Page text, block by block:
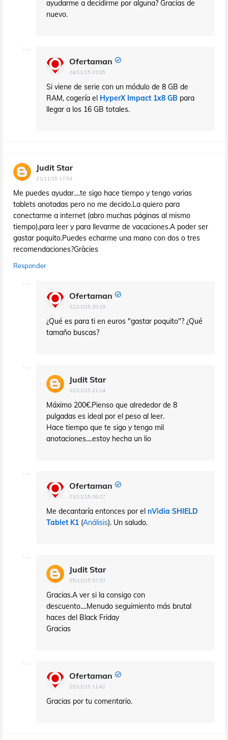
ayudarme a decidirme por alguna? Gracias de
nuevo.
Ofertaman
24/11/15 01:05
Si viene de serie con un módulo de 8 GB de
RAM, cogería el HyperX Impact 1x8 GB para
llegar a los 16 GB totales.
Judit Star
21/11/15 17:04
Me puedes ayudar....te sigo hace tiempo y tengo varias
tablets anotadas pero no me decido.La quiero para
conectarme a internet (abro muchas páginas al mismo
tiempo),para leer y para llevarme de vacaciones.A poder ser
gastar poquito.Puedes echarme una mano con dos o tres
recomendaciones?Gràcies
Responder
Ofertaman
22/11/15 20:19
¿Qué es para ti en euros "gastar poquito"? ¿Qué
tamaño buscas?
Judit Star
22/11/15 21:14
Máximo 200€.Pienso que alrededor de 8
pulgadas es ideal por el peso al leer.
Hace tiempo que te sigo y tengo mil
anotaciones....estoy hecha un lio
Ofertaman
23/11/15 08:27
Me decantaría entonces por el nVidia SHIELD
Tablet K1 (Análisis). Un saludo.
Judit Star
25/11/15 07:33
Gracias.A ver si la consigo con
descuento....Menudo seguimiento más brutal
haces del Black Friday
Gracias
Ofertaman
25/11/15 11:42
Gracias por tu comentario.